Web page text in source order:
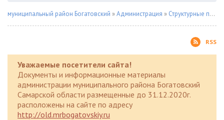
муниципальный район Богатовский »Администрация » Структурные подразделения
RSS
Уважаемые посетители сайта!
Документы и информационные материалы
администрации муниципального района Богатовский
Самарской области размещенные до 31.12.2020г.
расположены на сайте по адресу
http://old.mrbogatovskiy.ru